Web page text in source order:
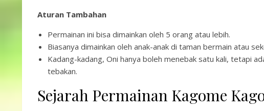
Aturan Tambahan
Permainan ini bisa dimainkan oleh 5 orang atau lebih.
Biasanya dimainkan oleh anak-anak di taman bermain atau
Kadang-kadang, Oni hanya boleh menebak satu kali, tetapi
tebakan.
Sejarah Permainan Kagome